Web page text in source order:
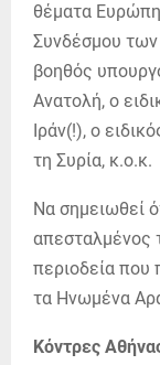
θέματα
Συνδέσμου
βοηθός
Ανατολή, ο
Ιράν(!), ο
τη Συρία, κ.ο.κ.
Να σημειωθεί
απεσταλμένος
περιοδεία που
τα Ηνωμένα
Κόντρες